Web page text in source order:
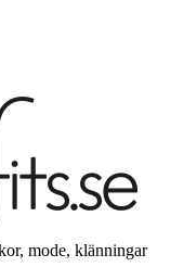
mode, klänningar